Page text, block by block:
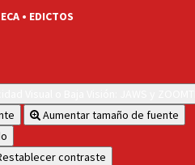
• EDICTOS
Aumentar tamaño de fuente
contraste